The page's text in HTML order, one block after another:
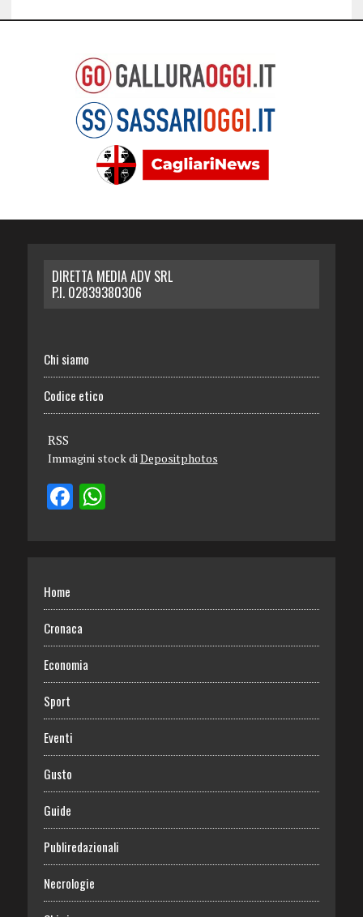
DIRETTA MEDIA ADV SRL
P.I. 02839380306
Chi siamo
Codice etico
RSS
Immagini stock diDepositphotos
Home
Cronaca
Economia
Sport
Eventi
Gusto
Guide
Publiredazionali
Necrologie